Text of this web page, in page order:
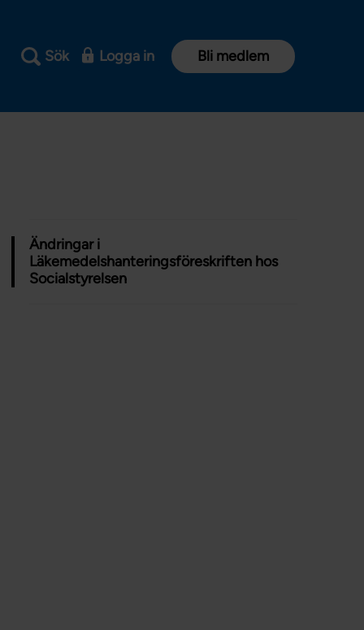
Sök Logga in Bli medlem
Ändringar i
Läkemedelshanteringsföreskriften hos
Socialstyrelsen